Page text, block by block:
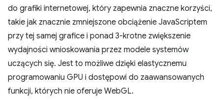
do grafiki internetowej, który zapewnia znaczne korzyści,
takie jak znacznie zmniejszone obciążenie JavaScriptem
przy tej samej grafice i ponad 3-krotne zwiększenie
wydajności wnioskowania przez modele systemów
uczących się. Jest to możliwe dzięki elastycznemu
programowaniu GPU i dostępowi do zaawansowanych
funkcji, których nie oferuje WebGL.